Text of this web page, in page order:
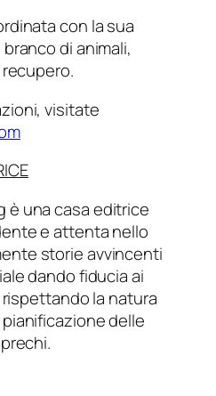
con la sua
di animali,
visitate
è una casa editrice
e attenta nello
storie avvincenti
dando fiducia ai
la natura
delle